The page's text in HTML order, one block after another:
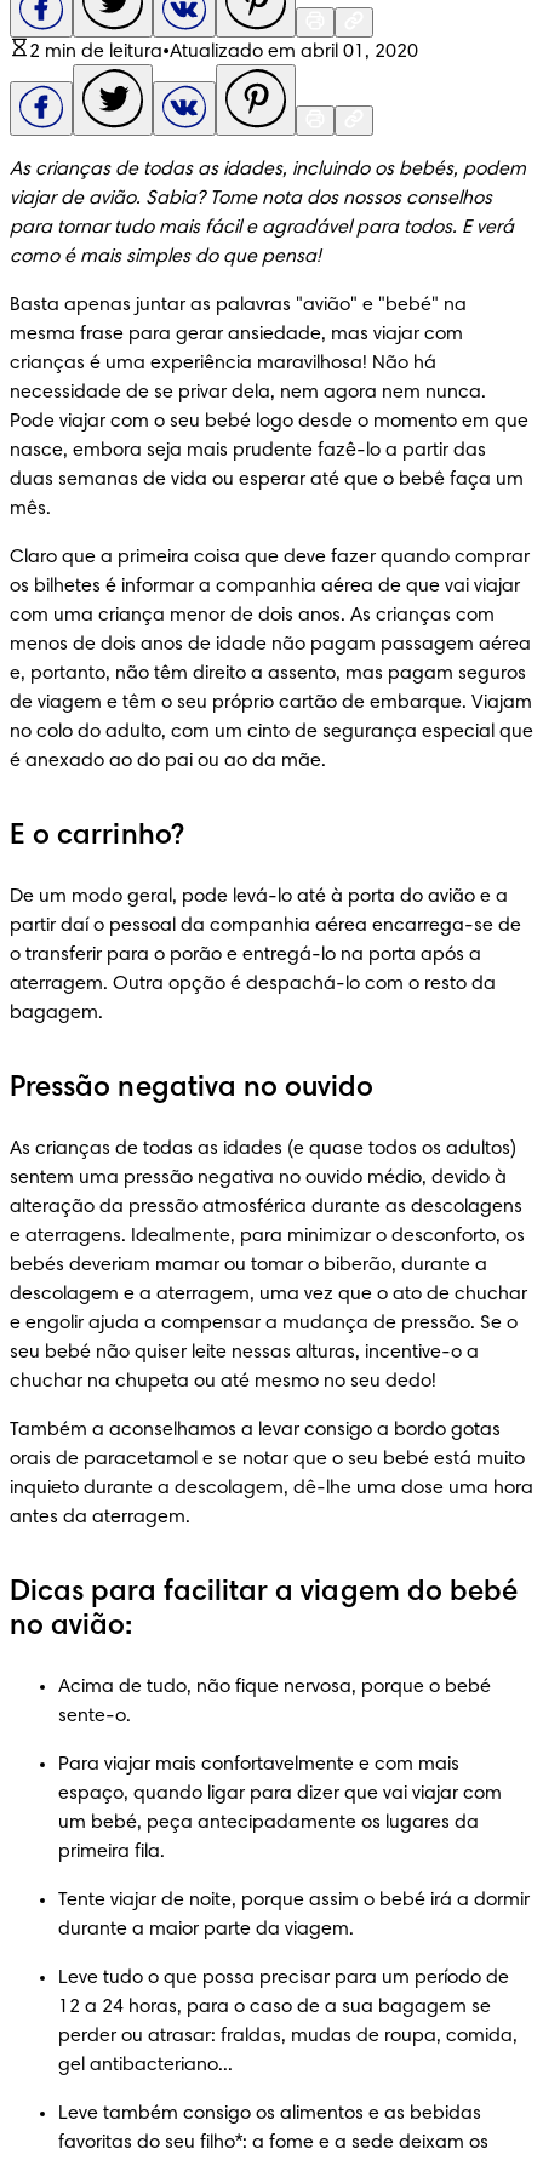
2 min de leitura•Atualizado em abril 01, 2020
As crianças de todas as idades, incluindo os bebés, podem
viajar de avião. Sabia? Tome nota dos nossos conselhos
para tornar tudo mais fácil e agradável para todos. E verá
como é mais simples do que pensa!
Basta apenas juntar as palavras "avião" e "bebé" na
mesma frase para gerar ansiedade, mas viajar com
crianças é uma experiência maravilhosa! Não há
necessidade de se privar dela, nem agora nem nunca.
Pode viajar com o seu bebé logo desde o momento em que
nasce, embora seja mais prudente fazê-lo a partir das
duas semanas de vida ou esperar até que o bebê faça um
mês.
Claro que a primeira coisa que deve fazer quando comprar
os bilhetes é informar a companhia aérea de que vai viajar
com uma criança menor de dois anos. As crianças com
menos de dois anos de idade não pagam passagem aérea
e, portanto, não têm direito a assento, mas pagam seguros
de viagem e têm o seu próprio cartão de embarque. Viajam
no colo do adulto, com um cinto de segurança especial que
é anexado ao do pai ou ao da mãe.
E o carrinho?
De um modo geral, pode levá-lo até à porta do avião e a
partir daí o pessoal da companhia aérea encarrega-se de
o transferir para o porão e entregá-lo na porta após a
aterragem. Outra opção é despachá-lo com o resto da
bagagem.
Pressão negativa no ouvido
As crianças de todas as idades (e quase todos os adultos)
sentem uma pressão negativa no ouvido médio, devido à
alteração da pressão atmosférica durante as descolagens
e aterragens. Idealmente, para minimizar o desconforto, os
bebés deveriam mamar ou tomar o biberão, durante a
descolagem e a aterragem, uma vez que o ato de chuchar
e engolir ajuda a compensar a mudança de pressão. Se o
seu bebé não quiser leite nessas alturas, incentive-o a
chuchar na chupeta ou até mesmo no seu dedo!
Também a aconselhamos a levar consigo a bordo gotas
orais de paracetamol e se notar que o seu bebé está muito
inquieto durante a descolagem, dê-lhe uma dose uma hora
antes da aterragem.
Dicas para facilitar a viagem do bebé
no avião:
Acima de tudo, não fique nervosa, porque o bebé
sente-o.
Para viajar mais confortavelmente e com mais
espaço, quando ligar para dizer que vai viajar com
um bebé, peça antecipadamente os lugares da
primeira fila.
Tente viajar de noite, porque assim o bebé irá a dormir
durante a maior parte da viagem.
Leve tudo o que possa precisar para um período de
12 a 24 horas, para o caso de a sua bagagem se
perder ou atrasar: fraldas, mudas de roupa, comida,
gel antibacteriano...
Leve também consigo os alimentos e as bebidas
favoritas do seu filho*: a fome e a sede deixam os